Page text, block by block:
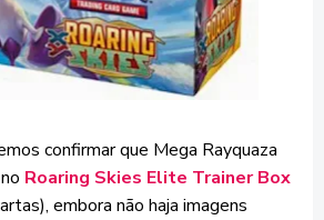
confirmar que Mega Rayquaza
Roaring Skies Elite Trainer Box
embora não haja imagens